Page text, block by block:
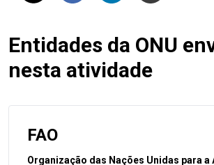
Entidades da ONU
nesta atividade
FAO
Organização das Nações Unidas para a